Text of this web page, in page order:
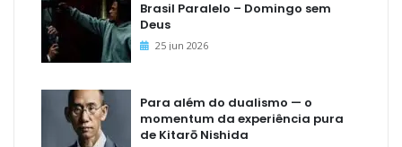
Brasil Paralelo – Domingo sem
Deus
25 jun 2026
Para além do dualismo — o
momentum da experiência pura
de Kitarō Nishida